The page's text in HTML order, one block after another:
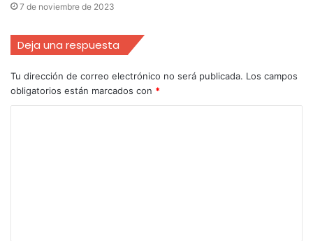
7 de noviembre de 2023
Deja una respuesta
Tu dirección de correo electrónico no será publicada. Los campos
obligatorios están marcados con *